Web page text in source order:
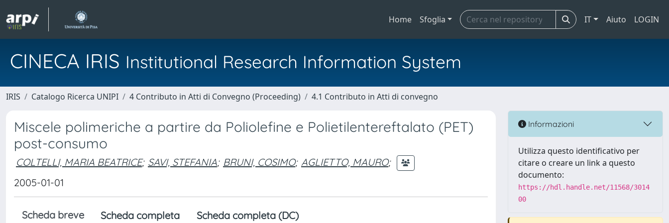
Home Sfoglia IT Aiuto LOGIN
CINECA IRIS Institutional Research Information System
IRIS Catalogo Ricerca UNIPI 4 Contributo in Atti di Convegno (Proceeding) 4.1 Contributo in Atti di convegno
Miscele polimeriche a partire da Poliolefine e Polietilentereftalato (PET)
post-consumo
COLTELLI, MARIA BEATRICE; SAVI, STEFANIA; BRUNI, COSIMO; AGLIETTO, MAURO;
2005-01-01
Scheda breve Scheda completa Scheda completa (DC)
Informazioni
Utilizza questo identificativo per
citare o creare un link a questo
documento:
https://hdl.handle.net/11568/3014
00